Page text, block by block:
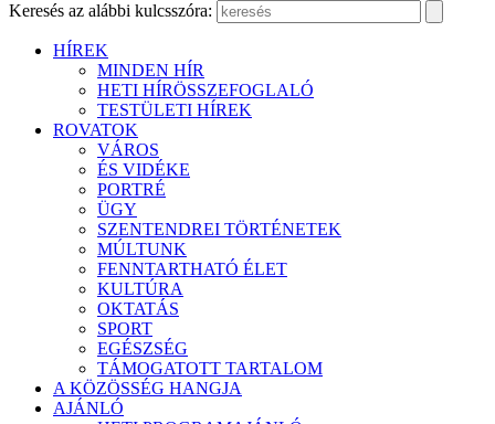
Keresés az alábbi kulcsszóra:
HÍREK
MINDEN HÍR
HETI HÍRÖSSZEFOGLALÓ
TESTÜLETI HÍREK
ROVATOK
VÁROS
ÉS VIDÉKE
PORTRÉ
ÜGY
SZENTENDREI TÖRTÉNETEK
MÚLTUNK
FENNTARTHATÓ ÉLET
KULTÚRA
OKTATÁS
SPORT
EGÉSZSÉG
TÁMOGATOTT TARTALOM
A KÖZÖSSÉG HANGJA
AJÁNLÓ